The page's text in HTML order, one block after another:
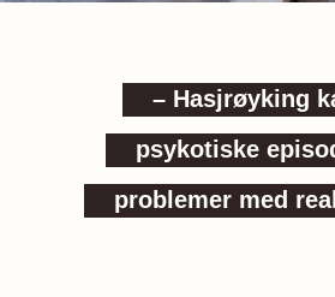
– Hasjrøyking
psykotiske
problemer med